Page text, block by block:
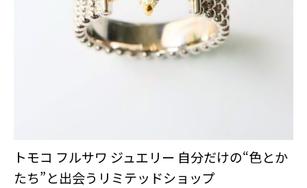
トモコ フルサワ ジュエリー 自分だけの“色とか
たち”と出会うリミテッドショップ